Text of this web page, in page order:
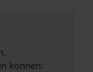
können: